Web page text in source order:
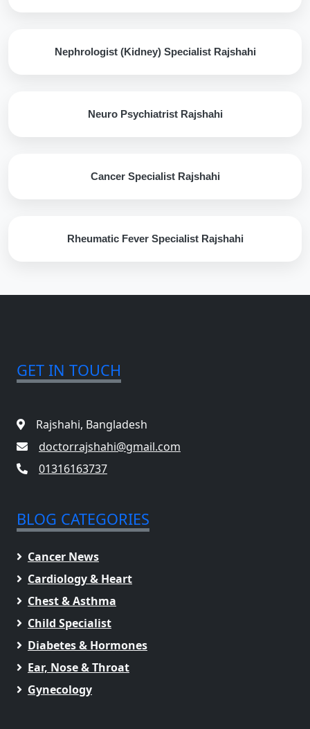
Nephrologist (Kidney) Specialist Rajshahi
Neuro Psychiatrist Rajshahi
Cancer Specialist Rajshahi
Rheumatic Fever Specialist Rajshahi
GET IN TOUCH
Rajshahi, Bangladesh
doctorrajshahi@gmail.com
01316163737
BLOG CATEGORIES
Cancer News
Cardiology & Heart
Chest & Asthma
Child Specialist
Diabetes & Hormones
Ear, Nose & Throat
Gynecology